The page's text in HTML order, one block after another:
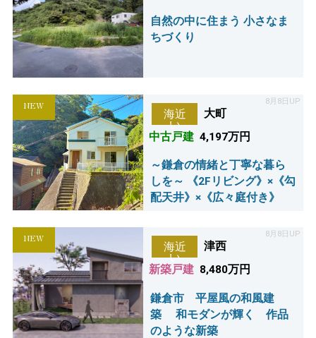
自然の中に住まう 小さなま
ちづくり
NEW 8月8日UP
海近
い
大町
中古戸建 4,197万円
～鎌倉の情緒と丁寧な暮ら
しを～ 《2Fリビング》×《勾
配天井》×《広々庭付き》
NEW 8月8日UP
海近
い
津西
新築戸建 8,480万円
鎌倉市 平屋風の和風建
築 和モダンが輝く 作品
のような新築